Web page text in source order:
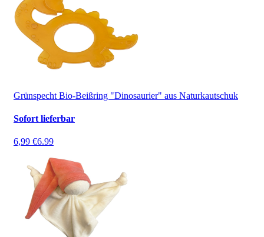
Grünspecht Bio-Beißring "Dinosaurier" aus Naturkautschuk
Sofort lieferbar
6,99 €6.99